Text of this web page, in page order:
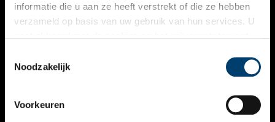
informatie die u aan ze heeft verstrekt of die ze hebben
verzameld op basis van uw gebruik van hun services. U
Noodzakelijk
Voorkeuren
KALENDER
ACTIVITEITEN